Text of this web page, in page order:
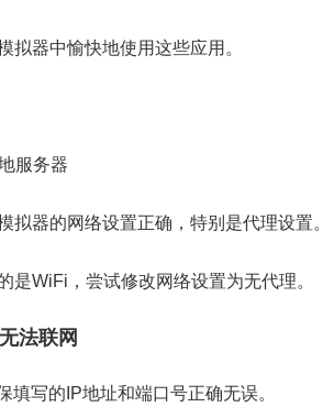
拟器中愉快地使用这些应用。
服务器
拟器的网络设置正确，特别是代理设置。
是WiFi，尝试修改网络设置为无代理。
法联网
填写的IP地址和端口号正确无误。